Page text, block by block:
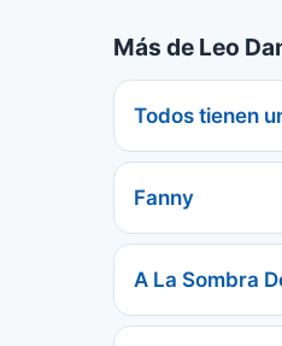
Más de Leo
Todos tienen
Fanny
A La Sombra